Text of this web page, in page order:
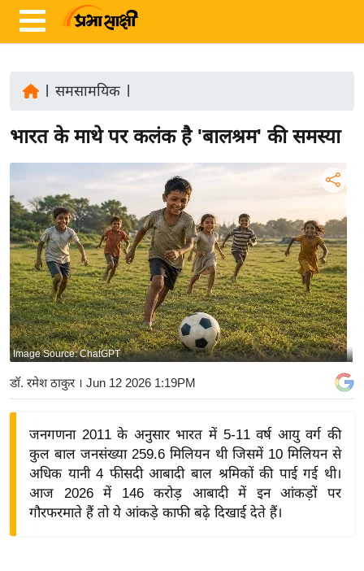
ज़ा
र
रा
ष्ट्री
य
अं
त
र्रा
ष्ट्री
य
द्यो
समसामयिक
भारत के माथे पर कलंक है 'बालश्रम' की समस्या
Image Source: ChatGPT
डॉ. रमेश ठाकुर। Jun 12 2026 1:19PM
जनगणना 2011 के अनुसार भारत में 5-11 वर्ष आयु वर्ग की
कुल बाल जनसंख्या 259.6 मिलियन थी जिसमें 10 मिलियन से
अधिक यानी 4 फीसदी आबादी बाल श्रमिकों की पाई गई थी।
आज 2026 में 146 करोड़ आबादी में इन आंकड़ों पर
गौरफरमाते हैं तो ये आंकड़े काफी बढ़े दिखाई देते हैं।